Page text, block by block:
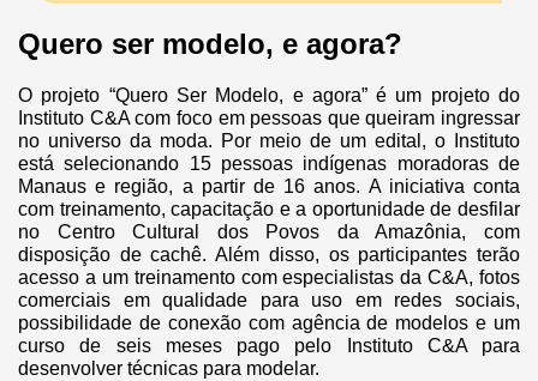
Quero ser modelo, e agora?
O projeto “Quero Ser Modelo, e agora” é um projeto do
Instituto C&A com foco em pessoas que queiram ingressar
no universo da moda. Por meio de um edital, o Instituto
está selecionando 15 pessoas indígenas moradoras de
Manaus e região, a partir de 16 anos. A iniciativa conta
com treinamento, capacitação e a oportunidade de desfilar
no Centro Cultural dos Povos da Amazônia, com
disposição de cachê. Além disso, os participantes terão
acesso a um treinamento com especialistas da C&A, fotos
comerciais em qualidade para uso em redes sociais,
possibilidade de conexão com agência de modelos e um
curso de seis meses pago pelo Instituto C&A para
desenvolver técnicas para modelar.